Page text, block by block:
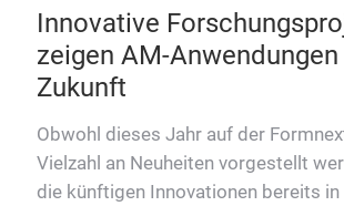
Innovative
zeigen AM-
Zukunft
Obwohl dieses Jahr auf der
Vielzahl an Neuheiten vorgestellt
die künftigen Innovationen bereits in